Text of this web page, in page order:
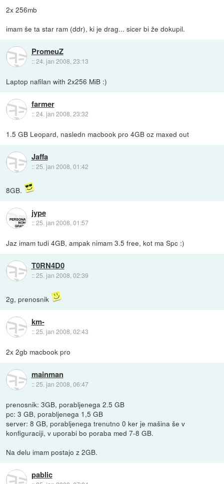
2x 256mb
imam še ta star ram (ddr), ki je drag... sicer bi že dokupil.
PromeuZ
::24. jan 2008, 23:13
Laptop nafilan with 2x256 MiB :)
farmer
::24. jan 2008, 23:32
1.5 GB Leopard, nasledn macbook pro 4GB oz maxed out
Jaffa
::25. jan 2008, 01:42
8GB.
jype
::25. jan 2008, 01:57
Jaz imam tudi 4GB, ampak nimam 3.5 free, kot ma Spc :)
T0RN4D0
::25. jan 2008, 02:39
2g, prenosnik
km-
::25. jan 2008, 02:43
2x 2gb macbook pro
mainman
::25. jan 2008, 06:47
prenosnik: 3GB, porabljenega 2.5 GB
pc: 3 GB, porabljenega 1,5 GB
server: 8 GB, porabljenega trenutno 0 ker je mašina še v
konfiguraciji, v uporabi bo poraba med 7-8 GB.
Na delu imam postajo z 2GB.
pablic